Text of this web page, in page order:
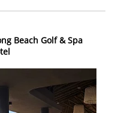
Beach Golf & Spa